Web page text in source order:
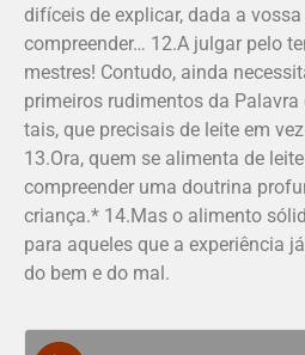
difíceis de explicar, dada a
compreender… 12.A julgar pelo
mestres! Contudo, ainda
primeiros rudimentos da Palavra
tais, que precisais de leite em
13.Ora, quem se alimenta de
compreender uma doutrina
criança.* 14.Mas o alimento
para aqueles que a experiência
do bem e do mal.